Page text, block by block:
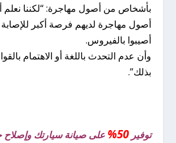
بأشخاص من أصول مهاجرة: “لكننا نعلم
أصول مهاجرة لديهم فرصة أكبر
أصيبوا بالفيروس.
وأن عدم التحدث باللغة أو الاهتمام
بذلك”.
توفير50%
على صيانة سيارتك وإصلاح